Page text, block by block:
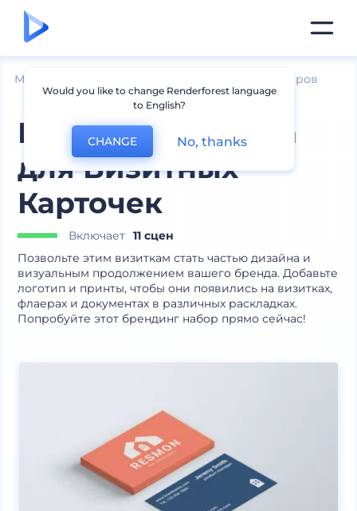
Мокапы Мокапы флаеров
Набор Брендинга
для Визитных
Карточек
Включает 11 сцен
Позвольте этим визиткам стать частью дизайна и
визуальным продолжением вашего бренда. Добавьте
логотип и принты, чтобы они появились на визитках,
флаерах и документах в различных раскладках.
Попробуйте этот брендинг набор прямо сейчас!
Would you like to change Renderforest language
to English?
CHANGE No, thanks